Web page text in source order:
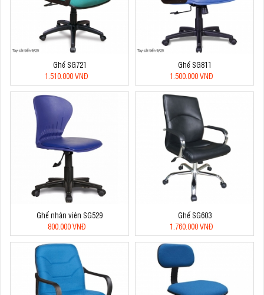
Ghế SG721
1.510.000 VNĐ
Ghế SG811
1.500.000 VNĐ
Ghế nhân viên SG529
800.000 VNĐ
Ghế SG603
1.760.000 VNĐ